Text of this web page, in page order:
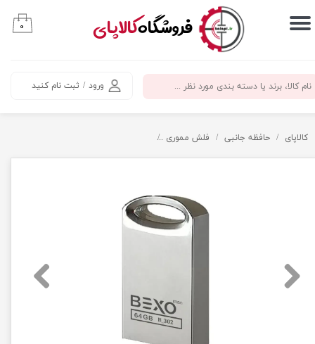
​فروشگاهکالاپای
ورود / ثبت نام کنید
حساب کاربری من
سفارشات
۰
کالاپای حافظه جانبی فلش مموری